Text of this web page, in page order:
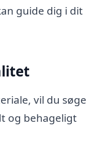
guide dig i dit
vil du søge
og behageligt